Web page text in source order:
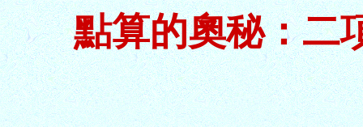
點算的奧秘：二